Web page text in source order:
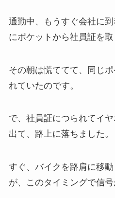
通勤中、もうすぐ会社に
にポケットから社員証を取
その朝は慌ててて、同じ
れていたのです。
で、社員証につられてイ
出て、路上に落ちました。
すぐ、バイクを路肩に移
が、このタイミングで信号